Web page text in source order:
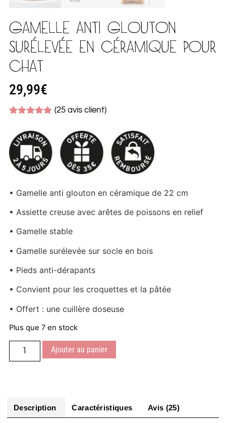
GAMELLE ANTI GLOUTON
SURÉLEVÉE EN CÉRAMIQUE POUR
CHAT
29,99€
sur 5
basé sur
notations
client
(25 avis client)
• Gamelle anti glouton en céramique de 22 cm
• Assiette creuse avec arêtes de poissons en relief
• Gamelle stable
• Gamelle surélevée sur socle en bois
• Pieds anti-dérapants
• Convient pour les croquettes et la pâtée
• Offert : une cuillère doseuse
Plus que 7 en stock
Ajouter au panier
Description Caractéristiques Avis (25)